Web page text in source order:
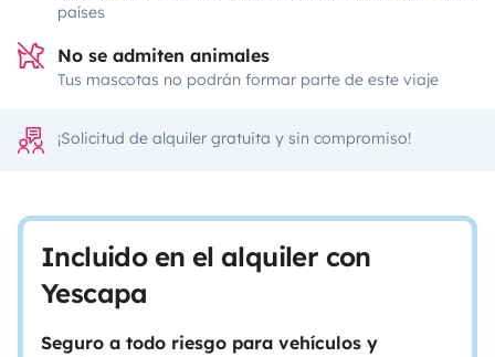
países
No se admiten animales
Tus mascotas no podrán formar parte de este viaje
¡Solicitud de alquiler gratuita y sin compromiso!
Incluido en el alquiler con
Yescapa
Seguro a todo riesgo para vehículos y